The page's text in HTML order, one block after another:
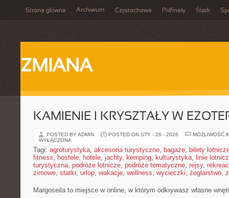
Strona główna Archiwum Częstochowa Półfinały Śląsk
ZMIANA
KAMIENIE I KRYSZTAŁY W
POSTED BY ADMIN POSTED ON STY - 26 - 2026
MOŻLIWOŚĆ
WYŁĄCZONA
Tagi: agroturystyka, akcesoria turystyczne, bagaże, bilety
fitness, hostele, hotele, jachty, kemping, kulturystyka, linie
turystyczna, podróże lotnicze, podróże tematyczne, rejsy,
zimowe, statki, urlop, wakacje, wellness, wycieczki, żeglarstwo,
Margoseila to miejsce w online, w którym odkrywasz własne